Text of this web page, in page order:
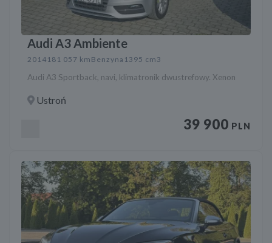
Audi A3 Ambiente
2014 181 057 km Benzyna 1395 cm3
Audi A3 Sportback, navi, klimatronik dwustrefowy. Xenon
Ustroń
39 900 PLN